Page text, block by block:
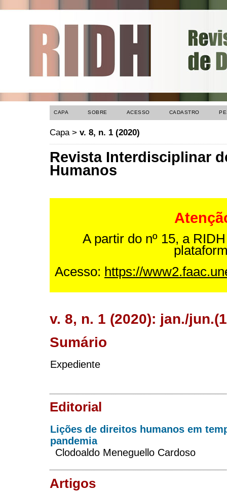
CAPA SOBRE ACESSO CADASTRO
Capa> v. 8, n. 1 (2020)
Revista Interdisciplinar
Humanos
A partir do nº 15, a
Acesso: https://
v. 8, n. 1 (2020): jan./
Sumário
Expediente
Editorial
Lições de direitos humanos em
pandemia
Clodoaldo Meneguello Cardoso
Artigos